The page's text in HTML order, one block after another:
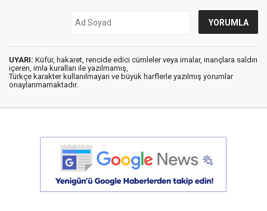
UYARI: Küfür, hakaret, rencide edici cümleler veya imalar, inançlara saldırı
içeren, imla kuralları ile yazılmamış,
Türkçe karakter kullanılmayan ve büyük harflerle yazılmış yorumlar
onaylanmamaktadır.